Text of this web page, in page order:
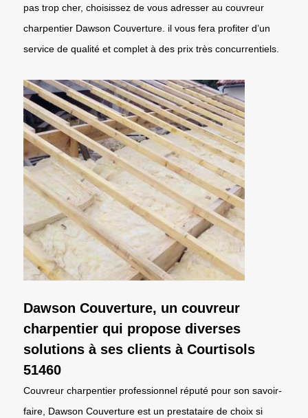
pas trop cher, choisissez de vous adresser au couvreur
charpentier Dawson Couverture. il vous fera profiter d’un
service de qualité et complet à des prix très concurrentiels.
Dawson Couverture, un couvreur
charpentier qui propose diverses
solutions à ses clients à Courtisols
51460
Couvreur charpentier professionnel réputé pour son savoir-
faire, Dawson Couverture est un prestataire de choix si